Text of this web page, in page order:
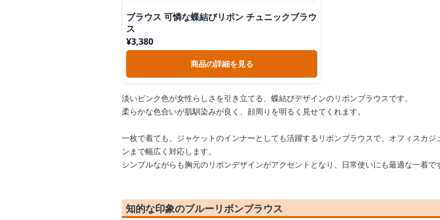
ブラウス 可憐な蝶結びリボン チュニックブラウ
ス
¥3,380
商品の詳細を見る
淡いピンク色が女性らしさを引き立てる、蝶結びデザインのリボンブラウスです。
柔らかな色合いが肌馴染みが良く、顔周りを明るく見せてくれます。
一枚で着ても、ジャケットのインナーとしても活躍するリボンブラウスで、オフィスカジ
ンまで幅広く対応します。
シンプルながらも胸元のリボンデザインがアクセントとなり、日常使いにも最適な一着で
知的な印象のブルーリボンブラウス